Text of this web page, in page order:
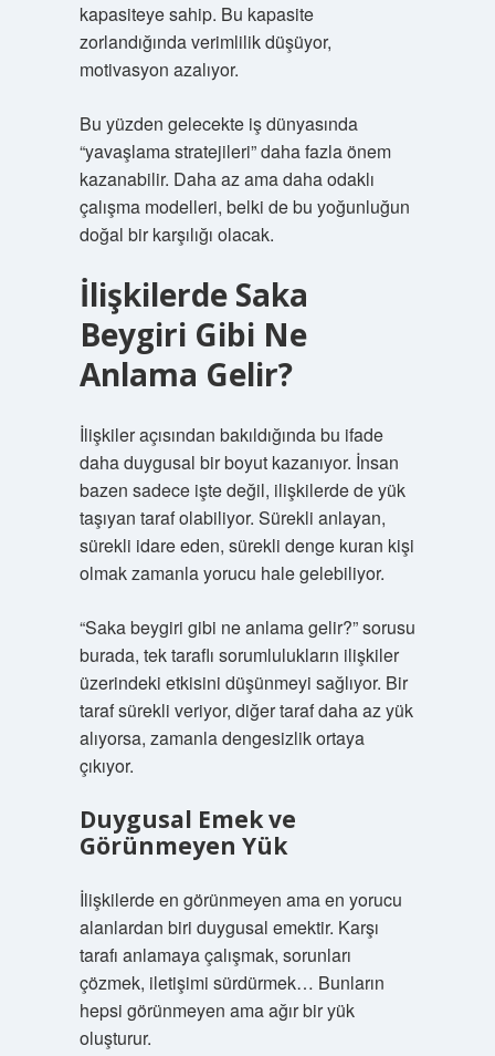
kapasiteye sahip. Bu kapasite
zorlandığında verimlilik düşüyor,
motivasyon azalıyor.
Bu yüzden gelecekte iş dünyasında
“yavaşlama stratejileri” daha fazla önem
kazanabilir. Daha az ama daha odaklı
çalışma modelleri, belki de bu yoğunluğun
doğal bir karşılığı olacak.
İlişkilerde Saka
Beygiri Gibi Ne
Anlama Gelir?
İlişkiler açısından bakıldığında bu ifade
daha duygusal bir boyut kazanıyor. İnsan
bazen sadece işte değil, ilişkilerde de yük
taşıyan taraf olabiliyor. Sürekli anlayan,
sürekli idare eden, sürekli denge kuran kişi
olmak zamanla yorucu hale gelebiliyor.
“Saka beygiri gibi ne anlama gelir?” sorusu
burada, tek taraflı sorumlulukların ilişkiler
üzerindeki etkisini düşünmeyi sağlıyor. Bir
taraf sürekli veriyor, diğer taraf daha az yük
alıyorsa, zamanla dengesizlik ortaya
çıkıyor.
Duygusal Emek ve
Görünmeyen Yük
İlişkilerde en görünmeyen ama en yorucu
alanlardan biri duygusal emektir. Karşı
tarafı anlamaya çalışmak, sorunları
çözmek, iletişimi sürdürmek… Bunların
hepsi görünmeyen ama ağır bir yük
oluşturur.